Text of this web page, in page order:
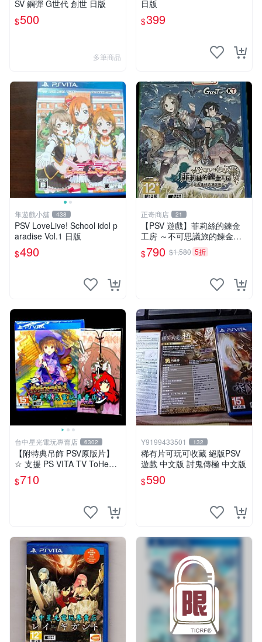
SV 鋼彈 G世代 創世 日版
$500
多筆商品
日版
$399
隼遊戲小舖 438
PSV LoveLive! School idol p
aradise Vol.1 日版
$490
正奇商店 21
【PSV 遊戲】菲莉絲的鍊金
工房 ～不可思議旅的鍊金術
士~◇正奇商店◆
$790 $1,580 5折
台中星光電玩專賣店 6302
【附特典吊飾 PSV原版片】
☆ 支援 PS VITA TV ToHeart
2 迷宮旅人 ☆日文亞版全新
品【台中星光電玩】
$710
Y9199433501 132
稀有片可玩可收藏 絕版PSV
遊戲 中文版 討鬼傳極 中文版
$590